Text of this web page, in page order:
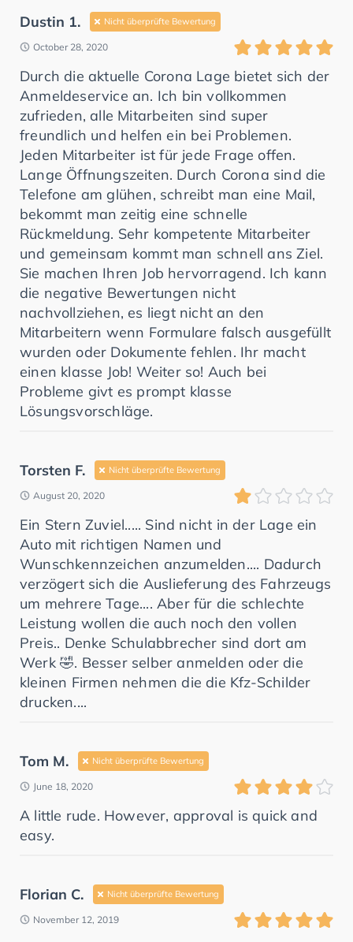
Dustin 1. Nicht überprüfte Bewertung
October 28, 2020
Durch die aktuelle Corona Lage bietet sich der
Anmeldeservice an. Ich bin vollkommen
zufrieden, alle Mitarbeiten sind super
freundlich und helfen ein bei Problemen.
Jeden Mitarbeiter ist für jede Frage offen.
Lange Öffnungszeiten. Durch Corona sind die
Telefone am glühen, schreibt man eine Mail,
bekommt man zeitig eine schnelle
Rückmeldung. Sehr kompetente Mitarbeiter
und gemeinsam kommt man schnell ans Ziel.
Sie machen Ihren Job hervorragend. Ich kann
die negative Bewertungen nicht
nachvollziehen, es liegt nicht an den
Mitarbeitern wenn Formulare falsch ausgefüllt
wurden oder Dokumente fehlen. Ihr macht
einen klasse Job! Weiter so! Auch bei
Probleme givt es prompt klasse
Lösungsvorschläge.
Torsten F. Nicht überprüfte Bewertung
August 20, 2020
Ein Stern Zuviel..... Sind nicht in der Lage ein
Auto mit richtigen Namen und
Wunschkennzeichen anzumelden.... Dadurch
verzögert sich die Auslieferung des Fahrzeugs
um mehrere Tage.... Aber für die schlechte
Leistung wollen die auch noch den vollen
Preis.. Denke Schulabbrecher sind dort am
Werk 🤣. Besser selber anmelden oder die
kleinen Firmen nehmen die die Kfz-Schilder
drucken....
Tom M. Nicht überprüfte Bewertung
June 18, 2020
A little rude. However, approval is quick and
easy.
Florian C. Nicht überprüfte Bewertung
November 12, 2019